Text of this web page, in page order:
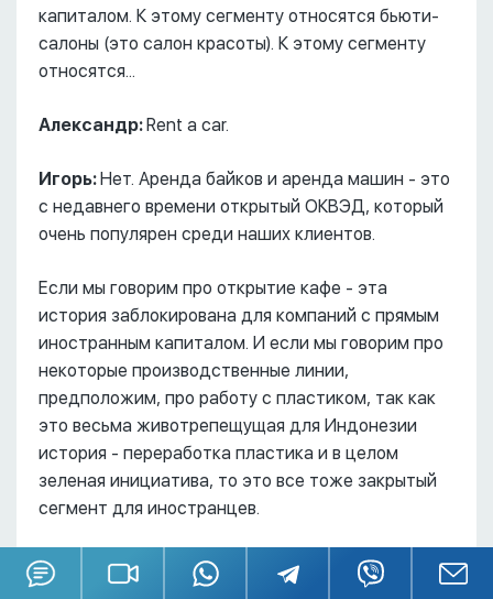
капиталом. К этому сегменту относятся бьюти-
салоны (это салон красоты). К этому сегменту
относятся...
Александр:Rent a car.
Игорь:Нет. Аренда байков и аренда машин - это
с недавнего времени открытый ОКВЭД, который
очень популярен среди наших клиентов.
Если мы говорим про открытие кафе - эта
история заблокирована для компаний с прямым
иностранным капиталом. И если мы говорим про
некоторые производственные линии,
предположим, про работу с пластиком, так как
это весьма животрепещущая для Индонезии
история - переработка пластика и в целом
зеленая инициатива, то это все тоже закрытый
сегмент для иностранцев.
Столько сложностей… Но почему-то они не